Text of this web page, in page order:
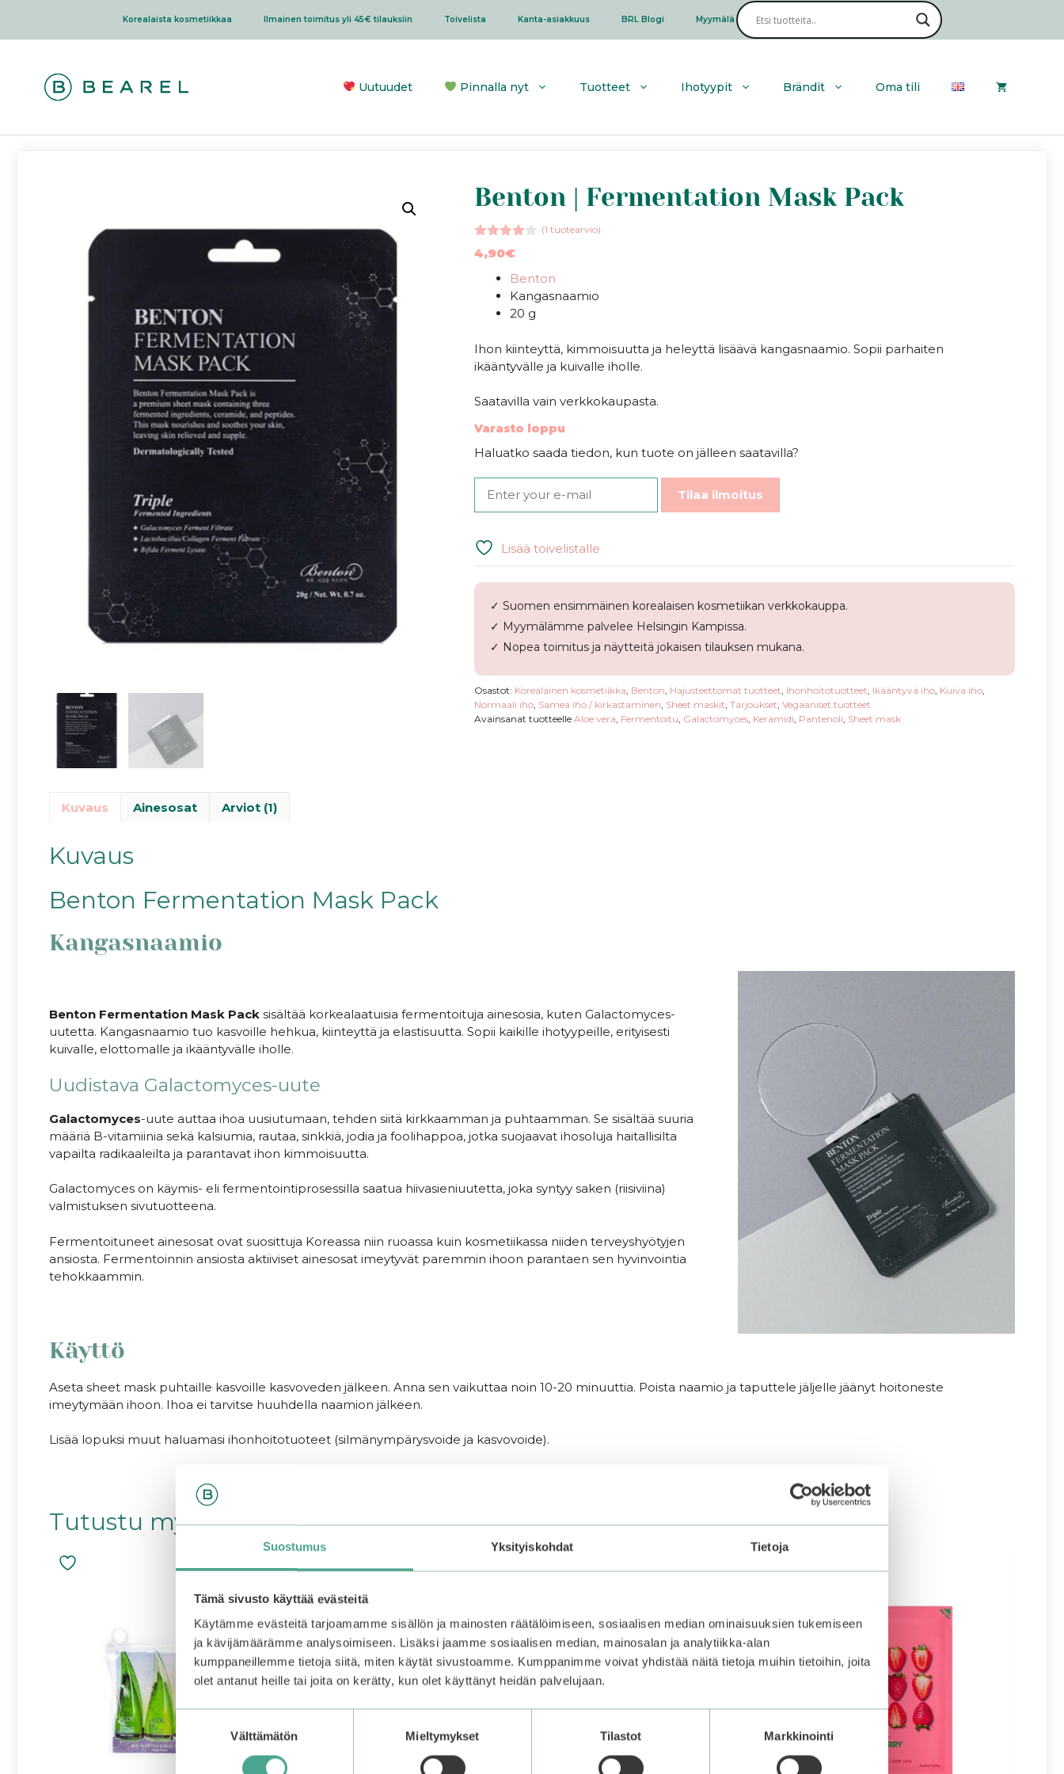
Suostumus Yksityiskohdat Tietoja
Tämä sivusto käyttää evästeitä
Käytämme evästeitä tarjoamamme sisällön ja mainosten räätälöimiseen, sosiaalisen median ominaisuuksien tukemiseen
ja kävijämäärämme analysoimiseen. Lisäksi jaamme sosiaalisen median, mainosalan ja analytiikka-alan
kumppaneillemme tietoja siitä, miten käytät sivustoamme. Kumppanimme voivat yhdistää näitä tietoja muihin tietoihin, joita
olet antanut heille tai joita on kerätty, kun olet käyttänyt heidän palvelujaan.
Suostumuksen
valinta
Välttämätön Mieltymykset Tilastot Markkinointi
Korealaista kosmetiikkaa Ilmainen toimitus yli 45€ tilauksiin Toivelista Kanta-asiakkuus BRL Blogi Myymälä Haku
Uutuudet Pinnalla nyt Tuotteet Ihotyypit Brändit Oma tili
Benton | Fermentation Mask Pack
4.00
5:stä
(1 tuotearvio)
4,90€
Benton
Kangasnaamio
20 g
Ihon kiinteyttä, kimmoisuutta ja heleyttä lisäävä kangasnaamio. Sopii parhaiten
ikääntyvälle ja kuivalle iholle.
Saatavilla vain verkkokaupasta.
Varasto loppu
Haluatko saada tiedon, kun tuote on jälleen saatavilla?
Tilaa ilmoitus
Lisää toivelistalle
✓ Suomen ensimmäinen korealaisen kosmetiikan verkkokauppa.
✓ Myymälämme palvelee Helsingin Kampissa.
✓ Nopea toimitus ja näytteitä jokaisen tilauksen mukana.
Osastot: Korealainen kosmetiikka Benton Hajusteettomat tuotteet Ihonhoitotuotteet Ikääntyvä iho, Kuiva iho,
Normaali iho, Samea iho / kirkastaminen Sheet maskit Tarjoukset Vegaaniset tuotteet
Avainsanat tuotteelle Aloe vera Fermentoitu Galactomyces, Keramidi Pantenoli Sheet mask
Kuvaus Ainesosat Arviot (1)
Kuvaus
Benton Fermentation Mask Pack
Kangasnaamio
Benton Fermentation Mask Pack sisältää korkealaatuisia fermentoituja ainesosia, kuten Galactomyces-
uutetta. Kangasnaamio tuo kasvoille hehkua, kiinteyttä ja elastisuutta. Sopii kaikille ihotyypeille, erityisesti
kuivalle, elottomalle ja ikääntyvälle iholle.
Uudistava Galactomyces-uute
Galactomyces-uute auttaa ihoa uusiutumaan, tehden siitä kirkkaamman ja puhtaamman. Se sisältää suuria
määriä B-vitamiinia sekä kalsiumia, rautaa, sinkkiä, jodia ja foolihappoa, jotka suojaavat ihosoluja haitallisilta
vapailta radikaaleilta ja parantavat ihon kimmoisuutta.
Galactomyces on käymis- eli fermentointiprosessilla saatua hiivasieniuutetta, joka syntyy saken (riisiviina)
valmistuksen sivutuotteena.
Fermentoituneet ainesosat ovat suosittuja Koreassa niin ruoassa kuin kosmetiikassa niiden terveyshyötyjen
ansiosta. Fermentoinnin ansiosta aktiiviset ainesosat imeytyvät paremmin ihoon parantaen sen hyvinvointia
tehokkaammin.
Käyttö
Aseta sheet mask puhtaille kasvoille kasvoveden jälkeen. Anna sen vaikuttaa noin 10-20 minuuttia. Poista naamio ja taputtele jäljelle jäänyt hoitoneste
imeytymään ihoon. Ihoa ei tarvitse huuhdella naamion jälkeen.
Lisää lopuksi muut haluamasi ihonhoitotuoteet (silmänympärysvoide ja kasvovoide).
Tutustu myös